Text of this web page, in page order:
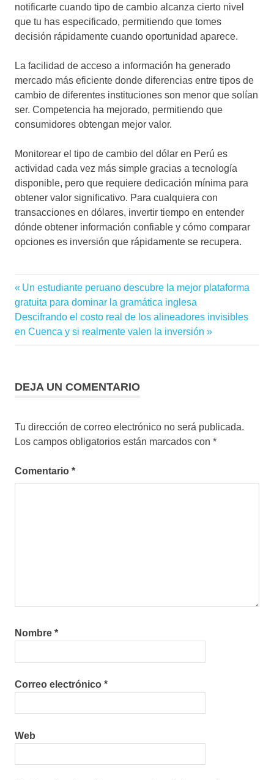
notificarte cuando tipo de cambio alcanza cierto nivel
que tu has especificado, permitiendo que tomes
decisión rápidamente cuando oportunidad aparece.
La facilidad de acceso a información ha generado
mercado más eficiente donde diferencias entre tipos de
cambio de diferentes instituciones son menor que solían
ser. Competencia ha mejorado, permitiendo que
consumidores obtengan mejor valor.
Monitorear el tipo de cambio del dólar en Perú es
actividad cada vez más simple gracias a tecnología
disponible, pero que requiere dedicación mínima para
obtener valor significativo. Para cualquiera con
transacciones en dólares, invertir tiempo en entender
dónde obtener información confiable y cómo comparar
opciones es inversión que rápidamente se recupera.
Navegación
de
entradas
Entrada
anterior:
Un estudiante peruano descubre la mejor plataforma
gratuita para dominar la gramática inglesa
Siguiente
entrada:
Descifrando el costo real de los alineadores invisibles
en Cuenca y si realmente valen la inversión
DEJA UN COMENTARIO
Tu dirección de correo electrónico no será publicada.
Los campos obligatorios están marcados con *
Comentario *
Nombre *
Correo electrónico *
Web